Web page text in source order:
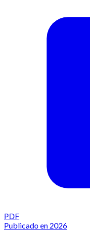
PDF
Publicado en 2026